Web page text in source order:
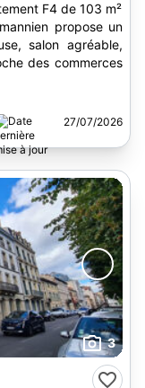
F4 de 103 m²
propose un
salon agréable,
des commerces
27/07/2026
3